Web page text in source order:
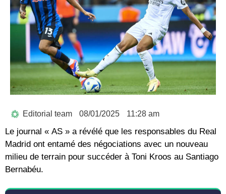
Editorial team 08/01/2025 11:28 am
Le journal « AS » a révélé que les responsables du Real
Madrid ont entamé des négociations avec un nouveau
milieu de terrain pour succéder à Toni Kroos au Santiago
Bernabéu.